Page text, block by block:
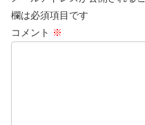
欄は必須項目です
コメント ※